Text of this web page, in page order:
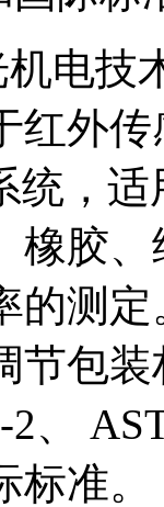
电技
红外
统，
橡胶
的测
节包
、
准。